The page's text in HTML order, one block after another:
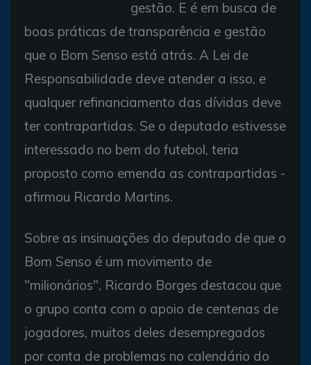
gestão. E é em busca de
boas práticas de transparência e gestão
que o Bom Senso está atrás. A Lei de
Responsabilidade deve atender a isso, e
qualquer refinanciamento das dívidas deve
ter contrapartidas. Se o deputado estivesse
interessado no bem do futebol, teria
proposto como emenda as contrapartidas -
afirmou Ricardo Martins.
Sobre as insinuações do deputado de que o
Bom Senso é um movimento de
"milionários", Ricardo Borges destacou que
o grupo conta com o apoio de centenas de
jogadores, muitos deles desempregados
por conta de problemas no calendário do